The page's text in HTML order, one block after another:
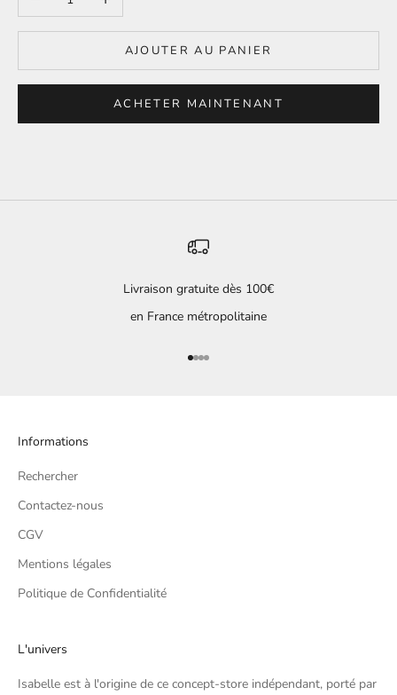
AJOUTER AU PANIER
ACHETER MAINTENANT
Livraison gratuite dès 100€
en France métropolitaine
Aller à l'élément 1
Aller à l'élément 2
Aller à l'élément 3
Aller à l'élément 4
Informations
Rechercher
Contactez-nous
CGV
Mentions légales
Politique de Confidentialité
L'univers
Isabelle est à l'origine de ce concept-store indépendant, porté par